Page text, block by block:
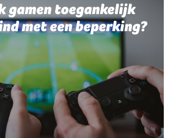
gamen toegankelijk
met een beperking?